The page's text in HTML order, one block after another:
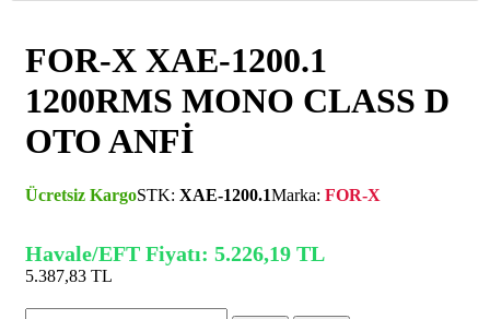
FOR-X XAE-1200.1
1200RMS MONO CLASS D
OTO ANFİ
Ücretsiz KargoSTK: XAE-1200.1Marka: FOR-X
Havale/EFT Fiyatı: 5.226,19 TL
5.387,83 TL